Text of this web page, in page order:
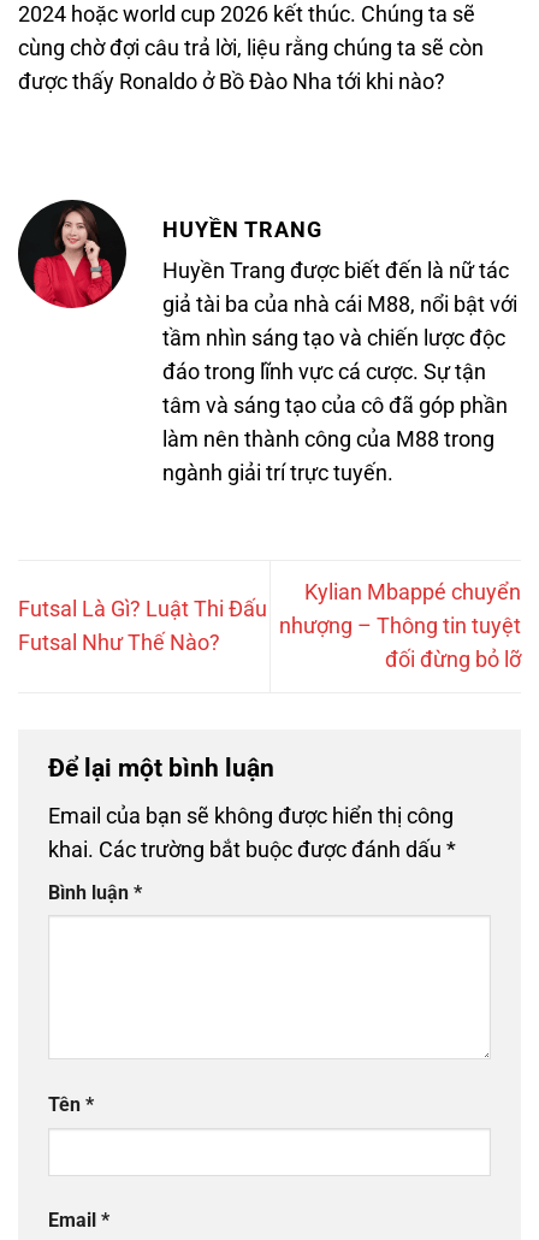
2024 hoặc world cup 2026 kết thúc. Chúng ta sẽ
cùng chờ đợi câu trả lời, liệu rằng chúng ta sẽ còn
được thấy Ronaldo ở Bồ Đào Nha tới khi nào?
HUYỀN TRANG
Huyền Trang được biết đến là nữ tác
giả tài ba của nhà cái M88, nổi bật với
tầm nhìn sáng tạo và chiến lược độc
đáo trong lĩnh vực cá cược. Sự tận
tâm và sáng tạo của cô đã góp phần
làm nên thành công của M88 trong
ngành giải trí trực tuyến.
Futsal Là Gì? Luật Thi Đấu
Futsal Như Thế Nào?
Kylian Mbappé chuyển
nhượng – Thông tin tuyệt
đối đừng bỏ lỡ
Để lại một bình luận
Email của bạn sẽ không được hiển thị công
khai. Các trường bắt buộc được đánh dấu *
Bình luận *
Tên *
Email *